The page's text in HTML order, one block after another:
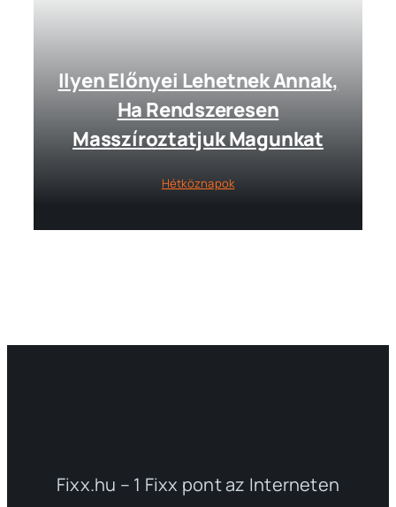
Ilyen Előnyei Lehetnek Annak,
Ha Rendszeresen
Masszíroztatjuk Magunkat
Hétköznapok
Fixx.hu – 1 Fixx pont az Interneten